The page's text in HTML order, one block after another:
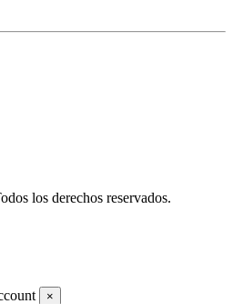
los derechos reservados.
×